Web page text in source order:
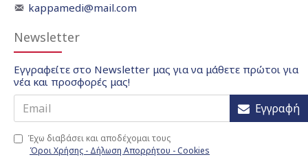
kappamedi@mail.com
Newsletter
Εγγραφείτε στο Newsletter μας για να μάθετε πρώτοι για
νέα και προσφορές μας!
Εγγραφή
Έχω διαβάσει και αποδέχομαι τους
Όροι Χρήσης - Δήλωση Απορρήτου - Cookies